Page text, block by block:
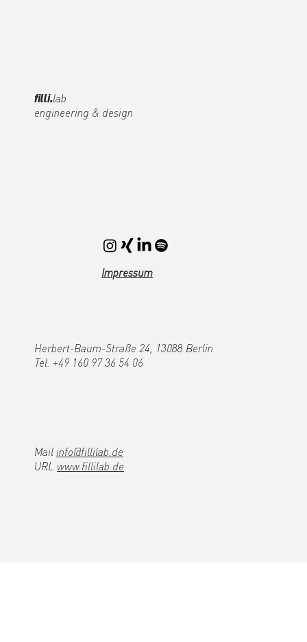
filli.lab
engineering & design
Herbert-Baum-Straße 24, 13088 Berlin
Tel. +49 160 97 36 54 06
Mail info@fillilab.de
URL www.fillilab.de
Impressum